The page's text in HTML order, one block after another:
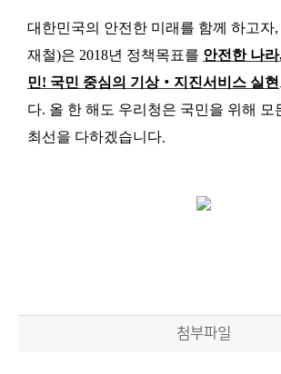
대한민국의 안전한 미래를 함께 하고자
재철)은 2018년 정책목표를 안전한 나라
민! 국민 중심의 기상‧ 지진서비스 실현
다. 올 한 해도 우리청은 국민을 위해 모
최선을 다하겠습니다.
첨부파일